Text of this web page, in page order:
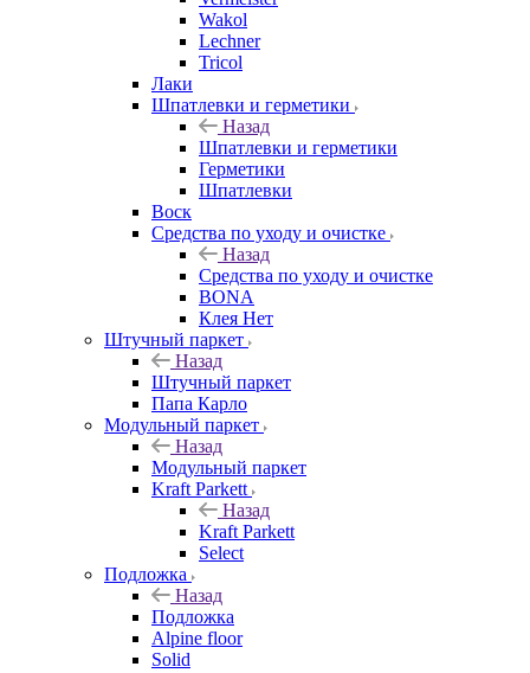
Wakol
Lechner
Tricol
Лаки
Шпатлевки и герметики
Назад
Шпатлевки и герметики
Герметики
Шпатлевки
Воск
Средства по уходу и очистке
Назад
Средства по уходу и очистке
BONA
Клея Нет
Штучный паркет
Назад
Штучный паркет
Папа Карло
Модульный паркет
Назад
Модульный паркет
Kraft Parkett
Назад
Kraft Parkett
Select
Подложка
Назад
Подложка
Alpine floor
Solid